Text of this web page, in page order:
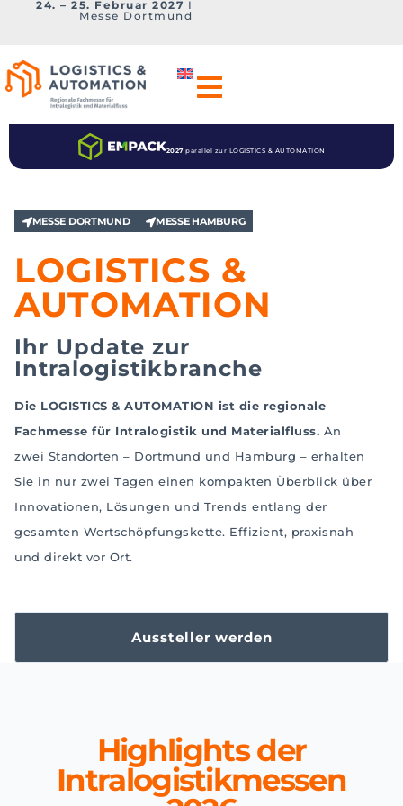
24. – 25. Februar 2027 I
Messe Dortmund
2027 parallel zur LOGISTICS & AUTOMATION
MESSE DORTMUND MESSE HAMBURG
LOGISTICS &
AUTOMATION
Ihr Update zur
Intralogistikbranche
Die LOGISTICS & AUTOMATION ist die regionale
Fachmesse für Intralogistik und Materialfluss. An
zwei Standorten – Dortmund und Hamburg – erhalten
Sie in nur zwei Tagen einen kompakten Überblick über
Innovationen, Lösungen und Trends entlang der
gesamten Wertschöpfungskette. Effizient, praxisnah
und direkt vor Ort.
Aussteller werden
Highlights der
Intralogistikmessen